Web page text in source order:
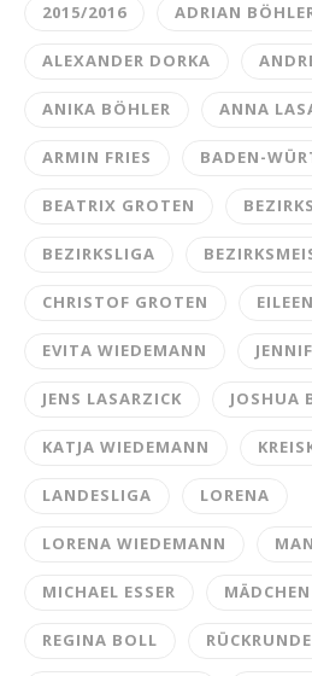
2015/2016 ADRIAN
ALEXANDER DORKA
ANIKA BÖHLER ANNA
ARMIN FRIES BADEN-
BEATRIX GROTEN
BEZIRKSLIGA
CHRISTOF GROTEN
EVITA WIEDEMANN
JENS LASARZICK JOSHUA
KATJA WIEDEMANN
LANDESLIGA LORENA
LORENA WIEDEMANN
MICHAEL ESSER MÄDCHEN
REGINA BOLL RÜCKRUNDE